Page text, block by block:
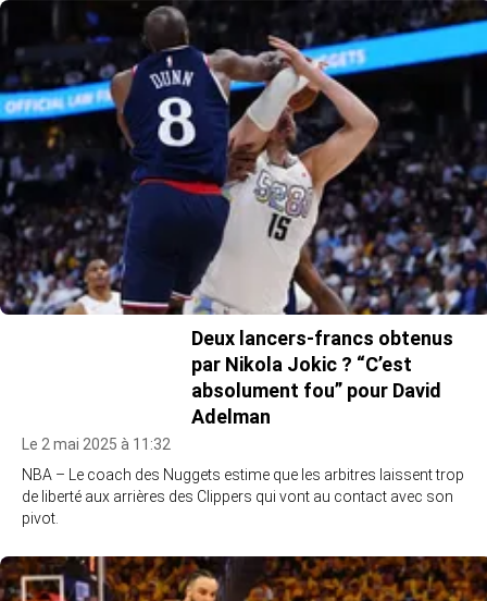
Deux lancers-francs obtenus
par Nikola Jokic ? “C’est
absolument fou” pour David
Adelman
Le 2 mai 2025 à 11:32
NBA – Le coach des Nuggets estime que les arbitres laissent trop
de liberté aux arrières des Clippers qui vont au contact avec son
pivot.